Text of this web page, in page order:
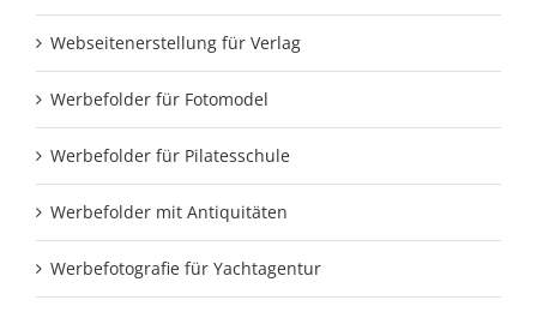
Webseitenerstellung für Verlag
Werbefolder für Fotomodel
Werbefolder für Pilatesschule
Werbefolder mit Antiquitäten
Werbefotografie für Yachtagentur